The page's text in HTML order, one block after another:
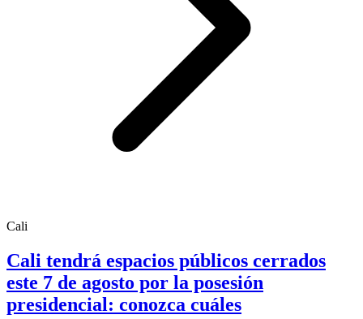
Cali
Cali tendrá espacios públicos cerrados
este 7 de agosto por la posesión
presidencial: conozca cuáles